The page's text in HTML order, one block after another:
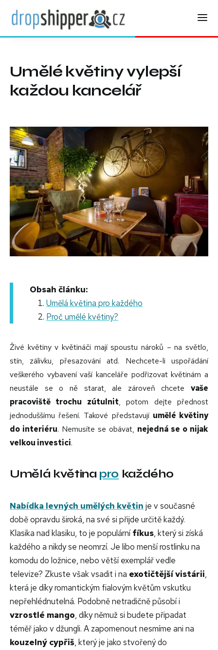
Umělé květiny vylepší
každou kancelář
Obsah článku:
Umělá květina pro každého
Proč umělé květiny?
Živé květiny v květináči mají spoustu nároků – na světlo,
stín, zálivku, přesazování atd. Nechcete-li uspořádání
veškerého vybavení vaší kanceláře podřizovat květinám a
neustále se o ně starat, ale zároveň chcete vaše
pracoviště trochu zútulnit, potom dejte přednost
jednoduššímu řešení. Takové představují umělé květiny
do interiéru. Nemusíte se obávat, nejedná se o nijak
velkou investici.
Umělá květina pro každého
Nabídka levných umělých květin je v současné
době opravdu široká, na své si přijde určitě každý.
Klasika nad klasiku, to je populárnífíkus, který si získá
každého a nikdy se neomrzí. Je libo menší rostlinku na
komodu do ložnice, nebo větší exemplář vedle
televize? Zkuste však vsadit i na exotičtější vistárii,
která je díky romantickým fialovým květům vskutku
nepřehlédnutelná. Podobně netradičně působí i
vzrostlé mango, díky němuž si budete připadat
téměř jako v džungli. A zapomenout nesmíme ani na
kouzelný cypřiš, který je jako stvořený do